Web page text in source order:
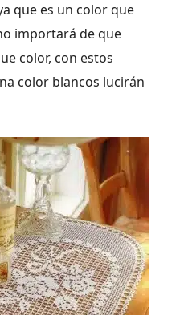
que es un color que
importará de que
color, con estos
color blancos lucirán